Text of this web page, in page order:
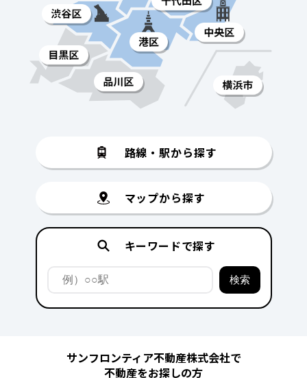
路線・駅から探す
マップから探す
キーワードで探す
サンフロンティア不動産株式会社で
不動産をお探しの方